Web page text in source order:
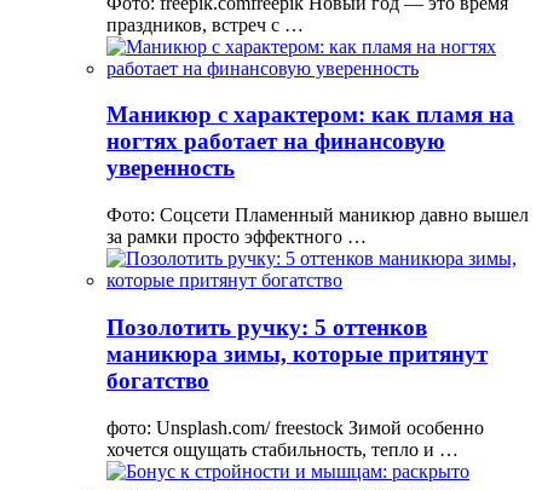
праздников, встреч с …
Маникюр с характером: как пламя на
ногтях работает на финансовую
уверенность
Фото: Соцсети Пламенный маникюр давно вышел
за рамки просто эффектного …
Позолотить ручку: 5 оттенков
маникюра зимы, которые притянут
богатство
фото: Unsplash.com/ freestock Зимой особенно
хочется ощущать стабильность, тепло и …